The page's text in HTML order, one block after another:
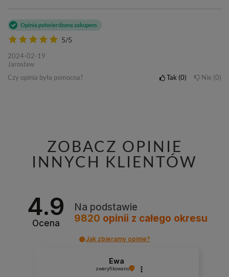
5/5
Opinia potwierdzona zakupem
2024-02-19
Jarosław
Czy opinia była pomocna?
Tak 0 Nie 0
ZOBACZ OPINIE
INNYCH KLIENTÓW
4.9
Ocena
Na podstawie
9820 opinii z całego okresu
Jak zbieramy opinie?
Ewa
zweryfikowano